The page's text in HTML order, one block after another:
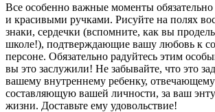
Все особенно важные моменты
и красивыми ручками. Рисуйте на полях
знаки, сердечки (вспомните, как вы
школе!), подтверждающие вашу любовь к
персоне. Обязательно радуйтесь этим
вы это заслужили! Не забывайте, что это
вашему внутреннему ребенку,
составляющую вашей личности, за ваш
жизни. Доставьте ему удовольствие!